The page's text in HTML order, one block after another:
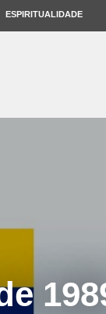
ESPIRITUALIDADE